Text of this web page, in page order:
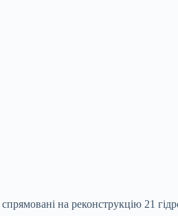
на реконструкцію 21